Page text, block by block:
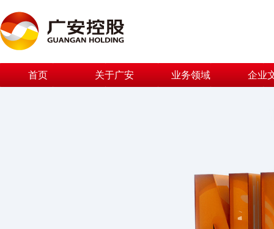
首页 关于广安 业务领域 企业